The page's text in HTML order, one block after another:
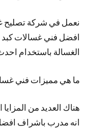
نعمل في شركة تصليح
افضل فني غسالات كبد
الغسالة باستخدام
ما هي مميزات فني
هناك العديد من
انه مدرب باشراف